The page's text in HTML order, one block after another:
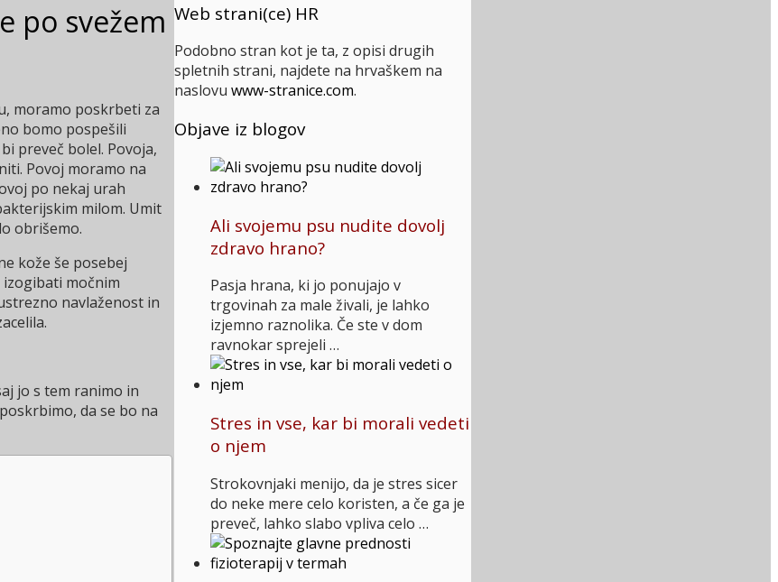
Web strani(ce) HR
Podobno stran kot je ta, z opisi drugih
spletnih strani, najdete na hrvaškem na
naslovuwww-stranice.com.
Objave iz blogov
Ali svojemu psu nudite dovolj
zdravo hrano?
Pasja hrana, ki jo ponujajo v
trgovinah za male živali, je lahko
izjemno raznolika. Če ste v dom
ravnokar sprejeli …
Stres in vse, kar bi morali vedeti
o njem
Strokovnjaki menijo, da je stres sicer
do neke mere celo koristen, a če ga je
preveč, lahko slabo vpliva celo …
po svežem
moramo poskrbeti za
bomo pospešili
preveč bolel. Povoja,
Povoj moramo na
po nekaj urah
milom. Umit
obrišemo.
kože še posebej
močnim
navlaženost in
jo s tem ranimo in
da se bo na